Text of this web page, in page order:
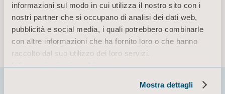
informazioni sul modo in cui utilizza il nostro sito con i
nostri partner che si occupano di analisi dei dati web,
pubblicità e social media, i quali potrebbero combinarle
con altre informazioni che ha fornito loro o che hanno
raccolto dal suo utilizzo dei loro servizi.
Informazioni sui cookie
Mostra dettagli
Informazioni sui cookie
© 2026 Arjo · Tutti i diritti riservati